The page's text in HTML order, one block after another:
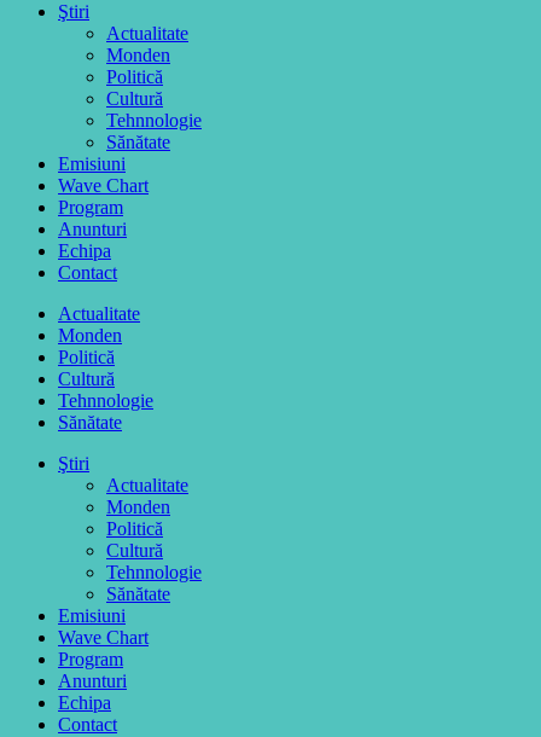
Ştiri
Actualitate
Monden
Politică
Cultură
Tehnnologie
Sănătate
Emisiuni
Wave Chart
Program
Anunturi
Echipa
Contact
Actualitate
Monden
Politică
Cultură
Tehnnologie
Sănătate
Ştiri
Actualitate
Monden
Politică
Cultură
Tehnnologie
Sănătate
Emisiuni
Wave Chart
Program
Anunturi
Echipa
Contact